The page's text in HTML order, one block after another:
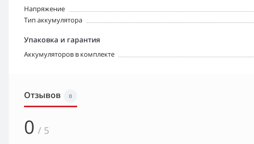
Напряжение
Тип аккумулятора
Упаковка и гарантия
Аккумуляторов в комплекте
Отзывов 0
0 / 5